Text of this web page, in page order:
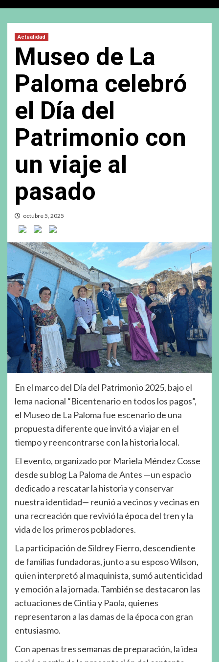
Actualidad
Museo de La
Paloma celebró
el Día del
Patrimonio con
un viaje al
pasado
octubre 5, 2025
En el marco del Día del Patrimonio 2025, bajo el
lema nacional “Bicentenario en todos los pagos”,
el Museo de La Paloma fue escenario de una
propuesta diferente que invitó a viajar en el
tiempo y reencontrarse con la historia local.
El evento, organizado por Mariela Méndez Cosse
desde su blog La Paloma de Antes —un espacio
dedicado a rescatar la historia y conservar
nuestra identidad— reunió a vecinos y vecinas en
una recreación que revivió la época del tren y la
vida de los primeros pobladores.
La participación de Sildrey Fierro, descendiente
de familias fundadoras, junto a su esposo Wilson,
quien interpretó al maquinista, sumó autenticidad
y emoción a la jornada. También se destacaron las
actuaciones de Cintia y Paola, quienes
representaron a las damas de la época con gran
entusiasmo.
Con apenas tres semanas de preparación, la idea